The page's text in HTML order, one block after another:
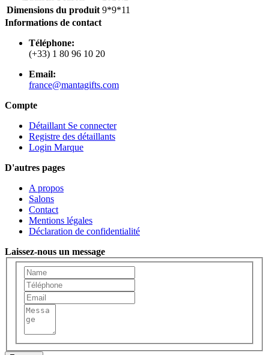
Dimensions du produit 9*9*11
Informations de contact
Téléphone:
(+33) 1 80 96 10 20
Email:
france@mantagifts.com
Compte
Détaillant Se connecter
Registre des détaillants
Login Marque
D'autres pages
A propos
Salons
Contact
Mentions légales
Déclaration de confidentialité
Laissez-nous un message